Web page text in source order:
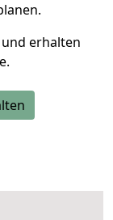
erhalten